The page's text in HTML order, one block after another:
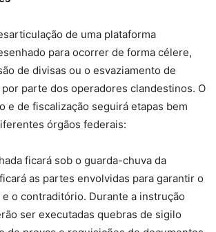
de uma plataforma
para ocorrer de forma célere,
de divisas ou o esvaziamento de
parte dos operadores clandestinos. O
e de fiscalização seguirá etapas bem
órgãos federais:
ficará sob o guarda-chuva da
as partes envolvidas para garantir o
o contraditório. Durante a instrução
ser executadas quebras de sigilo